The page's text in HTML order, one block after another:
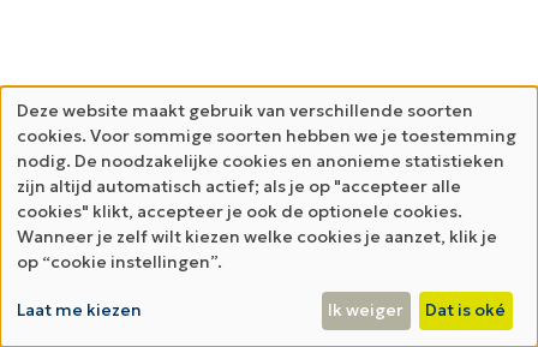
Deze website maakt gebruik van verschillende soorten
cookies. Voor sommige soorten hebben we je toestemming
nodig. De noodzakelijke cookies en anonieme statistieken
zijn altijd automatisch actief; als je op "accepteer alle
cookies" klikt, accepteer je ook de optionele cookies.
Wanneer je zelf wilt kiezen welke cookies je aanzet, klik je
op “cookie instellingen”.
Laat me kiezen Ik weiger Dat is oké